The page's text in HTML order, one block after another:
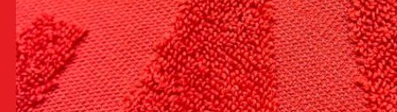
Ostoskori